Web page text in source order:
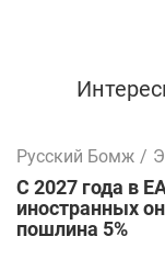
Русский Бомж /
С 2027 года в
иностранных
пошлина 5%